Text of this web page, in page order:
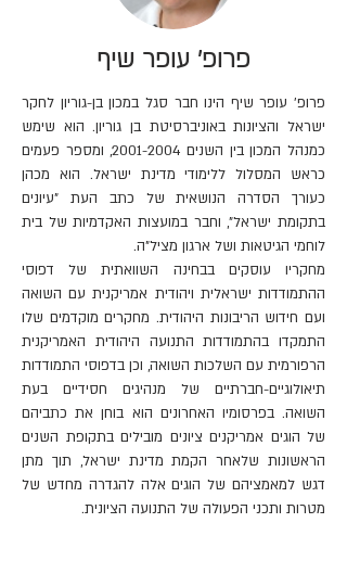
פרופ' עופר שיף
פרופ' עופר שיף הינו חבר סגל במכון בן-גוריון לחקר
ישראל והציונות באוניברסיטת בן גוריון. הוא שימש
כמנהל המכון בין השנים 2001-2004, ומספר פעמים
כראש המסלול ללימודי מדינת ישראל. הוא מכהן
כעורך הסדרה הנושאית של כתב העת "עיונים
בתקומת ישראל", וחבר במועצות האקדמיות של בית
לוחמי הגיטאות ושל ארגון מציל"ה.
מחקריו עוסקים בבחינה השוואתית של דפוסי
ההתמודדות ישראלית ויהודית אמריקנית עם השואה
ועם חידוש הריבונות היהודית. מחקרים מוקדמים שלו
התמקדו בהתמודדות התנועה היהודית האמריקנית
הרפורמית עם השלכות השואה, וכן בדפוסי התמודדות
תיאולוגיים-חברתיים של מנהיגים חסידיים בעת
השואה. בפרסומיו האחרונים הוא בוחן את כתביהם
של הוגים אמריקנים ציונים מובילים בתקופת השנים
הראשונות שלאחר הקמת מדינת ישראל, תוך מתן
דגש למאמציהם של הוגים אלה להגדרה מחדש של
מטרות ותכני הפעולה של התנועה הציונית.